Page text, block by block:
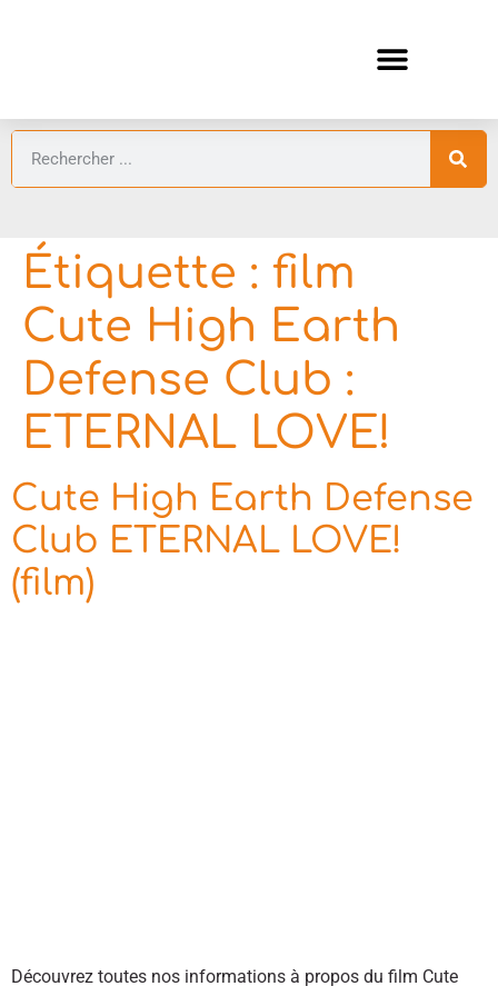
Étiquette : film
Cute High Earth
Defense Club :
ETERNAL LOVE!
Cute High Earth Defense
Club ETERNAL LOVE!
(film)
Découvrez toutes nos informations à propos du film Cute